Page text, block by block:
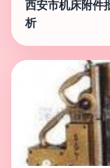
西安市机床附件
析